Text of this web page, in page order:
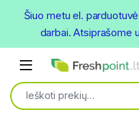
Open
Ieškoti:
Šiuo metu el.
darbai. Atsiprašome